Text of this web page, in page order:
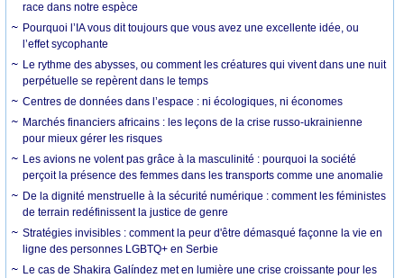
race dans notre espèce
Pourquoi l’IA vous dit toujours que vous avez une excellente idée, ou
l’effet sycophante
Le rythme des abysses, ou comment les créatures qui vivent dans une nuit
perpétuelle se repèrent dans le temps
Centres de données dans l’espace : ni écologiques, ni économes
Marchés financiers africains : les leçons de la crise russo-ukrainienne
pour mieux gérer les risques
Les avions ne volent pas grâce à la masculinité : pourquoi la société
perçoit la présence des femmes dans les transports comme une anomalie
De la dignité menstruelle à la sécurité numérique : comment les féministes
de terrain redéfinissent la justice de genre
Stratégies invisibles : comment la peur d'être démasqué façonne la vie en
ligne des personnes LGBTQ+ en Serbie
Le cas de Shakira Galíndez met en lumière une crise croissante pour les